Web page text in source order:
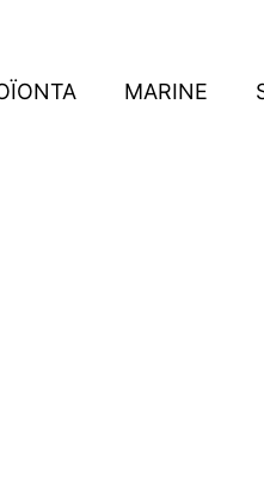
MARINE